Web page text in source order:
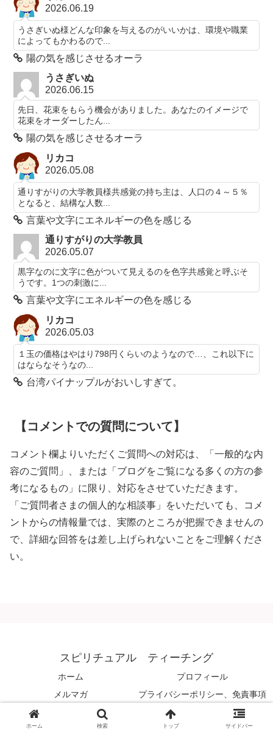
2026.06.19
うさぎいぬ様どんな印象を与えるのがいいかは、環境や職業
によってもかわるので...
陽の気を感じさせるオーラ
うさぎいぬ
2026.06.15
先日、花束をもらう機会がありました。あなたのイメージで
花束をオーダーしたん...
陽の気を感じさせるオーラ
リカコ
2026.05.08
通りすがりの大学教員様共感覚の持ち主は、人口の４～５％
となると、結構な人数...
言葉や文字にエネルギーの色を感じる
通りすがりの大学教員
2026.05.07
黒字なのに文字に色がついて見えるのを色字共感覚と呼ぶそ
うです。1つの刺激に...
言葉や文字にエネルギーの色を感じる
リカコ
2026.05.03
１玉の価格はやはり798円くらいのようなので…、これ以下に
はならなそうなの...
台湾パイナップルがおいしすぎて。
【コメントでの質問について】
コメント欄よりいただくご質問への対応は、「一般的な内
容のご質問」、または「ブログをご覧になる多くの方の参
考になるもの」に限り、対応をさせていただきます。
「ご質問者さまの個人的な相談事」をいただいても、コメ
ントからの情報量では、実際のところが把握できませんの
で、詳細な回答をは差し上げられないことをご理解くださ
い。
スピリチュアル ティーチング
ホーム
プロフィール
メルマガ
プライバシーポリシー、免責事項
© 2008 スピリチュアル ティーチング.
ホーム 検索 トップ サイドバー